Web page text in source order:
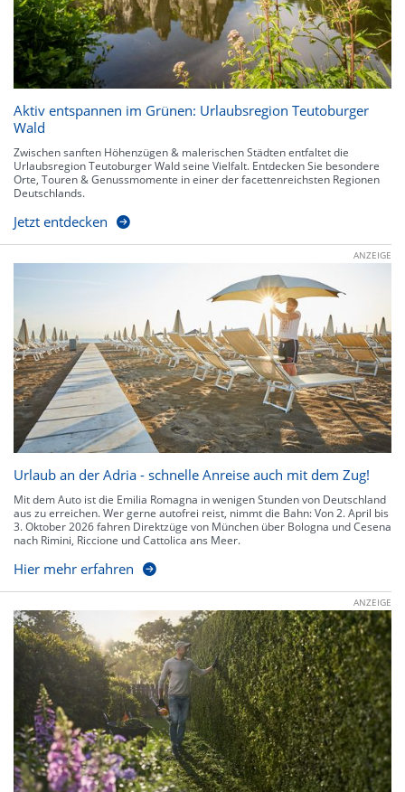
Aktiv entspannen im Grünen: Urlaubsregion Teutoburger
Wald
Zwischen sanften Höhenzügen & malerischen Städten entfaltet die
Urlaubsregion Teutoburger Wald seine Vielfalt. Entdecken Sie besondere
Orte, Touren & Genussmomente in einer der facettenreichsten Regionen
Deutschlands.
Jetzt entdecken
ANZEIGE
Urlaub an der Adria - schnelle Anreise auch mit dem Zug!
Mit dem Auto ist die Emilia Romagna in wenigen Stunden von Deutschland
aus zu erreichen. Wer gerne autofrei reist, nimmt die Bahn: Von 2. April bis
3. Oktober 2026 fahren Direktzüge von München über Bologna und Cesena
nach Rimini, Riccione und Cattolica ans Meer.
Hier mehr erfahren
ANZEIGE